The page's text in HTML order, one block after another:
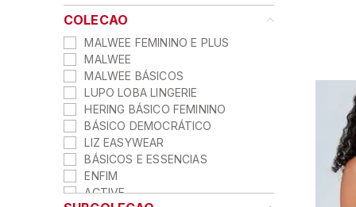
COLECAO
MALWEE FEMININO E PLUS
MALWEE
MALWEE BÁSICOS
LUPO LOBA LINGERIE
HERING BÁSICO FEMININO
BÁSICO DEMOCRÁTICO
LIZ EASYWEAR
BÁSICOS E ESSENCIAS
ENFIM
ACTIVE